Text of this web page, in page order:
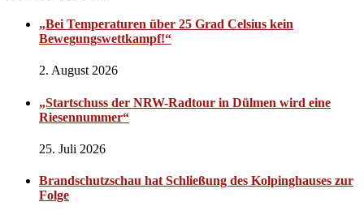
„Bei Temperaturen über 25 Grad Celsius kein
Bewegungswettkampf!“
2. August 2026
„Startschuss der NRW-Radtour in Dülmen wird eine
Riesennummer“
25. Juli 2026
Brandschutzschau hat Schließung des Kolpinghauses zur
Folge